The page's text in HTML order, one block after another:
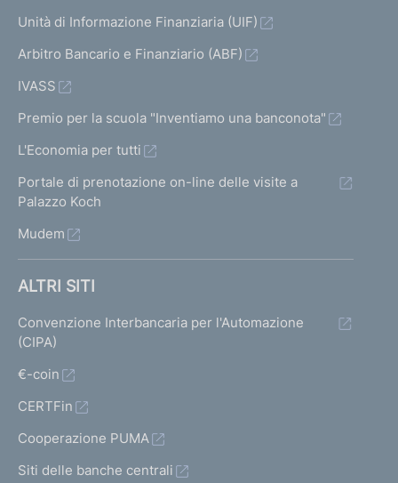
Unità di Informazione Finanziaria (UIF)
Arbitro Bancario e Finanziario (ABF)
IVASS
Premio per la scuola "Inventiamo una banconota"
L'Economia per tutti
Portale di prenotazione on-line delle visite a
Palazzo Koch
Mudem
ALTRI SITI
Convenzione Interbancaria per l'Automazione
(CIPA)
€-coin
CERTFin
Cooperazione PUMA
Siti delle banche centrali